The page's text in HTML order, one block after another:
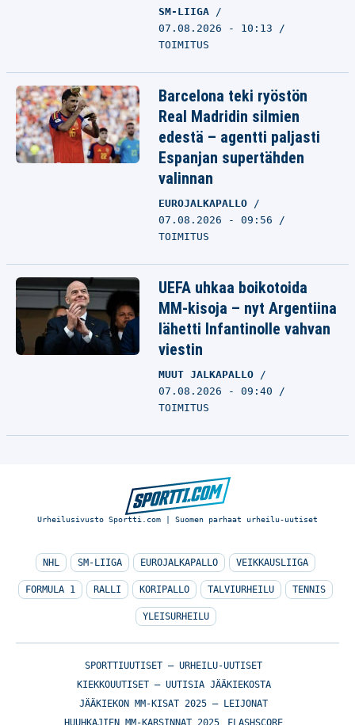
SM-LIIGA
07.08.2026 - 10:13
TOIMITUS
Barcelona teki ryöstön
Real Madridin silmien
edestä – agentti paljasti
Espanjan supertähden
valinnan
EUROJALKAPALLO
07.08.2026 - 09:56
TOIMITUS
UEFA uhkaa boikotoida
MM-kisoja – nyt Argentiina
lähetti Infantinolle vahvan
viestin
MUUT JALKAPALLO
07.08.2026 - 09:40
TOIMITUS
Urheilusivusto Sportti.com | Suomen parhaat urheilu-uutiset
NHL SM-LIIGA EUROJALKAPALLO VEIKKAUSLIIGA
FORMULA 1 RALLI KORIPALLO TALVIURHEILU TENNIS
YLEISURHEILU
SPORTTIUUTISET – URHEILU-UUTISET
KIEKKOUUTISET – UUTISIA JÄÄKIEKOSTA
JÄÄKIEKON MM-KISAT 2025 – LEIJONAT
HUUHKAJIEN MM-KARSINNAT 2025
FLASHSCORE